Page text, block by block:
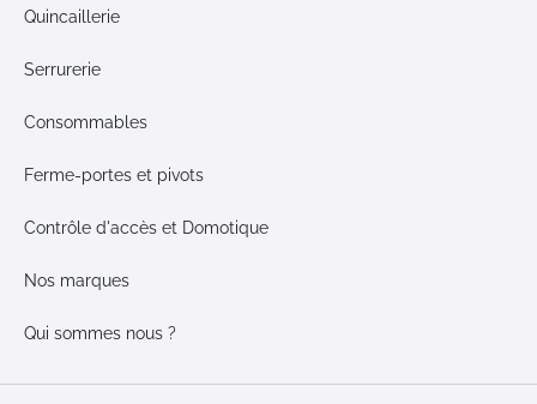
Quincaillerie
Serrurerie
Consommables
Ferme-portes et pivots
Contrôle d'accès et Domotique
Nos marques
Qui sommes nous ?